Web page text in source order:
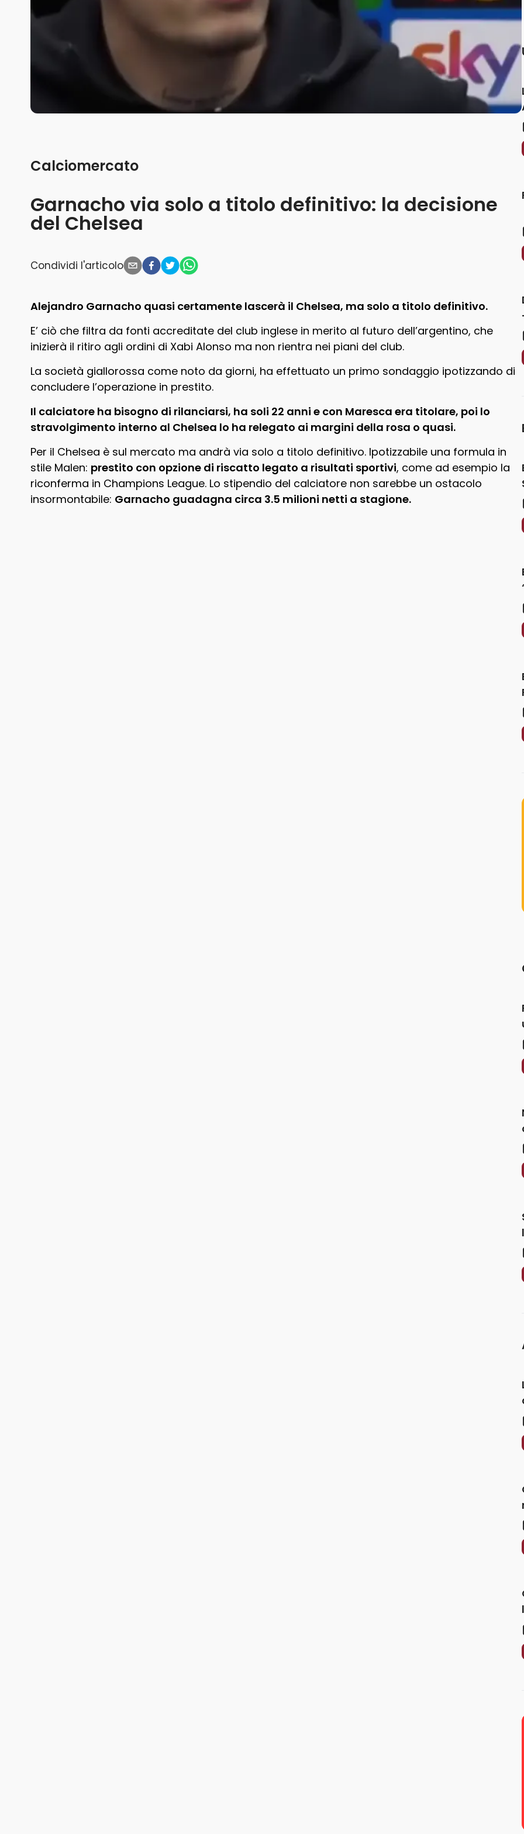
Garnacho via solo a titolo definitivo: la decisione
del Chelsea
Calciomercato
Condividi l'articolo
Alejandro Garnacho quasi certamente lascerà il Chelsea, ma solo a titolo definitivo.
E’ ciò che filtra da fonti accreditate del club inglese in merito al futuro dell’argentino, che
inizierà il ritiro agli ordini di Xabi Alonso ma non rientra nei piani del club.
La società giallorossa come noto da giorni, ha effettuato un primo sondaggio ipotizzando di
concludere l’operazione in prestito.
Il calciatore ha bisogno di rilanciarsi, ha soli 22 anni e con Maresca era titolare, poi lo
stravolgimento interno al Chelsea lo ha relegato ai margini della rosa o quasi.
Per il Chelsea è sul mercato ma andrà via solo a titolo definitivo. Ipotizzabile una formula in
stile Malen: prestito con opzione di riscatto legato a risultati sportivi, come ad esempio la
riconferma in Champions League. Lo stipendio del calciatore non sarebbe un ostacolo
insormontabile: Garnacho guadagna circa 3.5 milioni netti a stagione.